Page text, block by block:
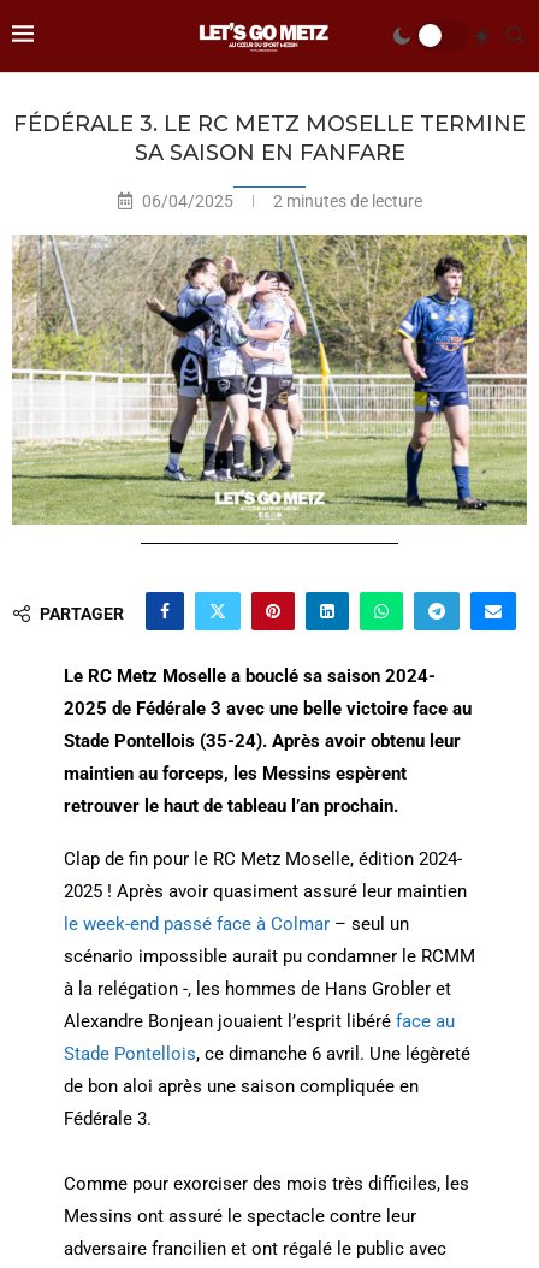
FÉDÉRALE 3. LE RC METZ MOSELLE TERMINE
SA SAISON EN FANFARE
06/04/2025 2 minutes de lecture
PARTAGER
Le RC Metz Moselle a bouclé sa saison 2024-
2025 de Fédérale 3 avec une belle victoire face au
Stade Pontellois (35-24). Après avoir obtenu leur
maintien au forceps, les Messins espèrent
retrouver le haut de tableau l’an prochain.
Clap de fin pour le RC Metz Moselle, édition 2024-
2025 ! Après avoir quasiment assuré leur maintien
le week-end passé face à Colmar– seul un
scénario impossible aurait pu condamner le RCMM
à la relégation -, les hommes de Hans Grobler et
Alexandre Bonjean jouaient l’esprit libéré face au
Stade Pontellois, ce dimanche 6 avril. Une légèreté
de bon aloi après une saison compliquée en
Fédérale 3.
Comme pour exorciser des mois très difficiles, les
Messins ont assuré le spectacle contre leur
adversaire francilien et ont régalé le public avec